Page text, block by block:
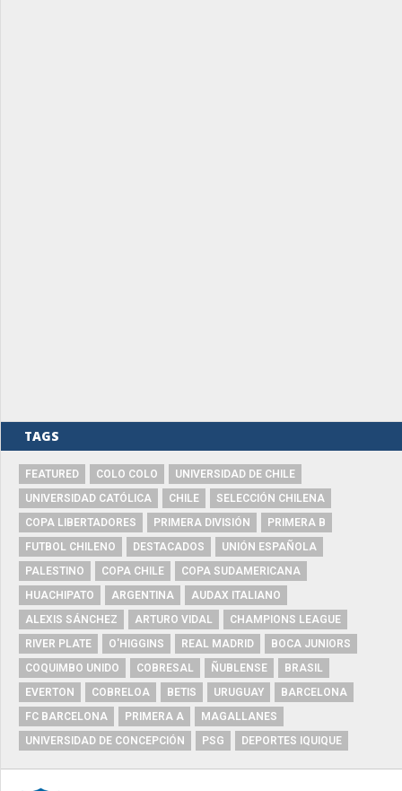
TAGS
FEATURED COLO COLO
UNIVERSIDAD DE CHILE
UNIVERSIDAD CATÓLICA
CHILE
SELECCIÓN CHILENA
COPA LIBERTADORES
PRIMERA DIVISIÓN
PRIMERA B
FUTBOL CHILENO
DESTACADOS
UNIÓN ESPAÑOLA
PALESTINO
COPA CHILE
COPA SUDAMERICANA
HUACHIPATO
ARGENTINA
AUDAX ITALIANO
ALEXIS SÁNCHEZ
ARTURO VIDAL
CHAMPIONS LEAGUE
RIVER PLATE
O'HIGGINS REAL MADRID
BOCA JUNIORS
COQUIMBO UNIDO
COBRESAL ÑUBLENSE
BRASIL
EVERTON
COBRELOA BETIS URUGUAY
BARCELONA
FC BARCELONA
PRIMERA A
MAGALLANES
UNIVERSIDAD DE CONCEPCIÓN
PSG DEPORTES IQUIQUE